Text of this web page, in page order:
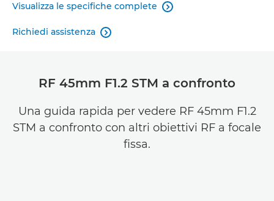
Visualizza le specifiche complete 
Richiedi assistenza 
RF 45mm F1.2 STM a confronto
Una guida rapida per vedere RF 45mm F1.2
STM a confronto con altri obiettivi RF a focale
fissa.